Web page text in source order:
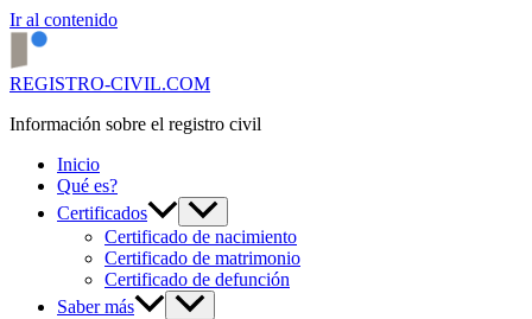
Ir al contenido
REGISTRO-CIVIL.COM
Información sobre el registro civil
Inicio
Qué es?
Certificados
Certificado de nacimiento
Certificado de matrimonio
Certificado de defunción
Saber más